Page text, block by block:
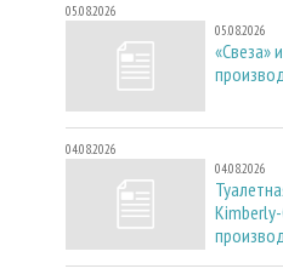
05.08.2026
05.08.2026
04.08.2026
04.08.2026